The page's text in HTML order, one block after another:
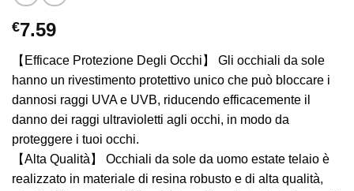
€7.59
【Efficace Protezione Degli Occhi】 Gli occhiali da sole
hanno un rivestimento protettivo unico che può bloccare i
dannosi raggi UVA e UVB, riducendo efficacemente il
danno dei raggi ultravioletti agli occhi, in modo da
proteggere i tuoi occhi.
【Alta Qualità】 Occhiali da sole da uomo estate telaio è
realizzato in materiale di resina robusto e di alta qualità,